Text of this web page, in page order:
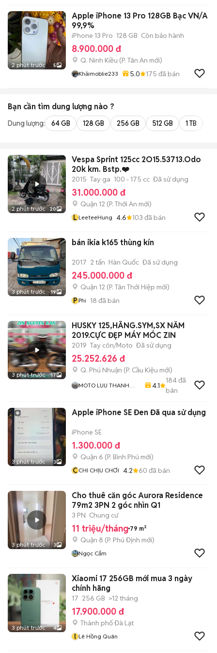
2 phút trước 5
Apple iPhone 13 Pro 128GB Bạc VN/A
99,9%
iPhone 13 Pro 128 GB Còn bảo hành
8.900.000 đ
Q. Ninh Kiều (P. Tân An mới)
Khảimoblie233 5.0 175 đã bán
Bạn cần tìm dung lượng nào ?
Dung lượng: 64 GB 128 GB 256 GB 512 GB 1 TB
2 phút trước 20
Vespa Sprint 125cc 2O15.53713.Odo
20k km. Bstp.❤️
2015 Tay ga 100 - 175 cc Đã sử dụng
31.000.000 đ
Quận 12 (P. Thới An mới)
L LeeteeHung 4.6 103 đã bán
3 phút trước 19
bán ikia k165 thùng kín
2017 2 tấn Hàn Quốc Đã sử dụng
245.000.000 đ
Quận 12 (P. Tân Thới Hiệp mới)
P Phi 18 đã bán
3 phút trước 17
HUSKY 125,HÃNG.SYM,SX NĂM
2019.CỰC ĐẸP MÁY MÓC ZIN
2019 Tay côn/Moto Đã sử dụng
25.252.626 đ
Q. Phú Nhuận (P. Cầu Kiệu mới)
MOTO LUU THANH
Hoang Van Thu , PN ,
4.1
184đã
bán
3 phút trước 3
Apple iPhone SE Đen Đã qua sử dụng
iPhone SE
1.300.000 đ
Quận 6 (P. Bình Phú mới)
CCHI CHỊU CHƠI 4.2 60 đã bán
3 phút trước 3
Cho thuê căn góc Aurora Residence
79m2 3PN 2 góc nhìn Q1
3 PN Chung cư
11 triệu/tháng 79 m²
Quận 8 (P. Phú Định mới)
Ngọc Cẩm
3 phút trước 4
Xiaomi 17 256GB mới mua 3 ngày
chính hãng
17 256 GB >12 tháng
17.900.000 đ
Thành phố Đà Lạt
l Lê Hồng Quân